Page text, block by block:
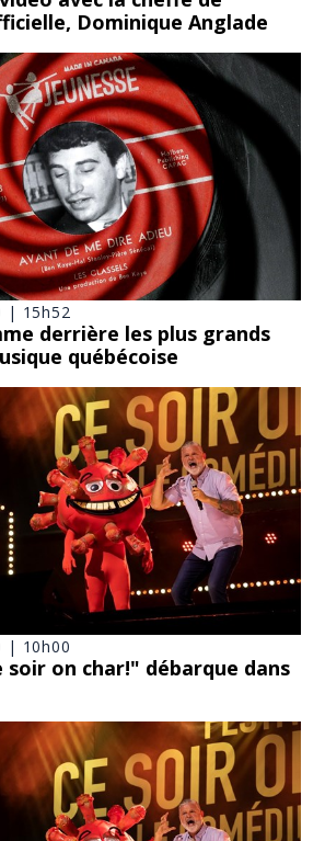
Dominique Anglade
| 15h52
derrière les plus grands
québécoise
| 10h00
soir on char!" débarque dans